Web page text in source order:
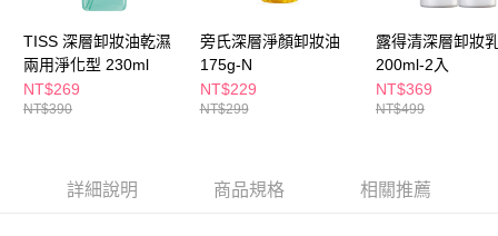
【「AFTEE先享後付」結帳流程】
１．於結帳方式選擇「AFTEE先享後付」後，將跳轉至「AFTEE先享後付」
結帳頁面，進行簡訊認證並確認金額後，即可完成結帳。
２．訂單成立數日內，您將收到繳費通知簡訊。
※ 請注意：結帳手續完成當下不需立刻繳費，但若您需要取消訂單，請聯絡
購買商品的店家。未經商家同意取消之訂單仍視為有效，需透過AFTEE先享
每筆NT$65，滿NT$390(含以上)免運費
付款後全家取貨
每筆NT$65，滿NT$490(含以上)免運費
TISS 深層卸妝油乾濕
兩用淨化型 230ml
NT$269
NT$390
旁氏深層淨顏卸妝油
175g-N
NT$229
NT$299
露得清深層卸妝
200ml-2入
NT$369
NT$499
詳細說明 商品規格 相關推薦